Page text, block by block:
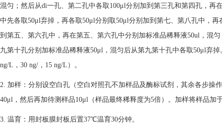
混匀；然后从di一孔、第二孔中各取100μl分别加到第三孔和第四孔，
中先各取50μl弃掉，再各取50μl分别取50μl分别加到第七、第八孔中，
到第五、第六孔中，再在第五、第六孔中分别加标准品稀释液50ul，混
九第十孔分别加标准品稀释液50μl，混匀后从第九第十孔中各取50μl弃
ng/L，30 ng/，15 ng/L）。
2. 加样：分别设空白孔（空白对照孔不加样品及酶标试剂，其余各步
40μl，然后再加待测样品10μl（样品最终稀释度为5倍）。加样将样品加
3. 温育：用封板膜封板后置37℃温育30分钟。